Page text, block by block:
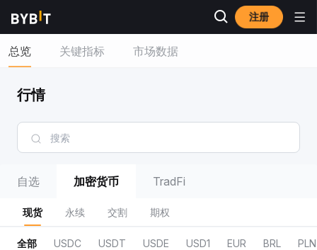
注册
总览 关键指标 市场数据
行情
自选 加密货币 TradFi
现货 永续 交割 期权
全部 USDC USDT USDE USD1 EUR BRL PLN